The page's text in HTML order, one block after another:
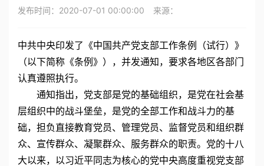
发布时间： 2020-07-01 00:00:00 来源：
中共中央印发了《中国共产党支部工作条例（试行）》
（以下简称《条例》），并发通知，要求各地区各部门
认真遵照执行。
通知指出，党支部是党的基础组织，是党在社会基
层组织中的战斗堡垒，是党的全部工作和战斗力的基
础，担负直接教育党员、管理党员、监督党员和组织群
众、宣传群众、凝聚群众、服务群众的职责。党的十八
大以来，以习近平同志为核心的党中央高度重视党支部